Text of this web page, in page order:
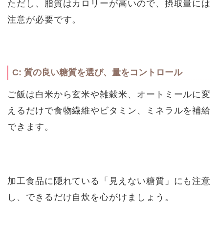
ただし、脂質はカロリーが高いので、摂取量には
注意が必要です。
C: 質の良い糖質を選び、量をコントロール
ご飯は白米から玄米や雑穀米、オートミールに変
えるだけで食物繊維やビタミン、ミネラルを補給
できます。
加工食品に隠れている「見えない糖質」にも注意
し、できるだけ自炊を心がけましょう。